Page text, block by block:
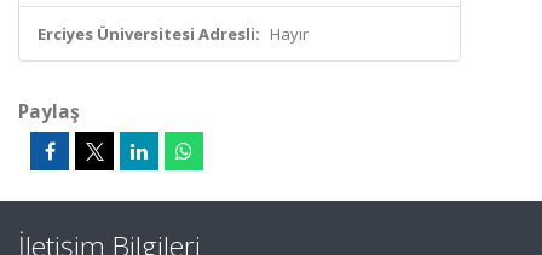
Erciyes Üniversitesi Adresli: Hayır
Paylaş
İletişim Bilgileri